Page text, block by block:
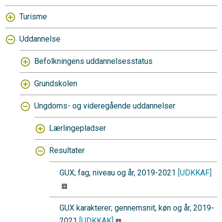
Turisme
Uddannelse
Befolkningens uddannelsesstatus
Grundskolen
Ungdoms- og videregående uddannelser
Lærlingepladser
Resultater
GUX; fag, niveau og år, 2019-2021 [UDKKAF]
GUX karakterer; gennemsnit, køn og år, 2019-